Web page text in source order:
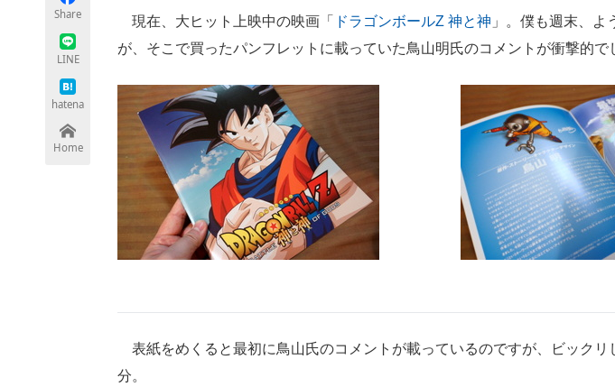
Share
LINE
hatena
Home
現在、大ヒット上映中の映画「 ドラゴンボールZ 神と神 」。僕も週末、よ
が、そこで買ったパンフレットに載っていた鳥山明氏のコメントが衝撃的で
表紙をめくると最初に鳥山氏のコメントが載っているのですが、ビックリ
分。